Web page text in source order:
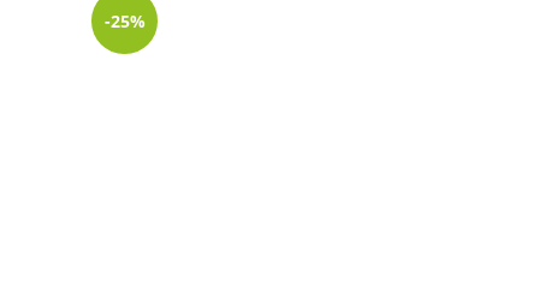
-25%